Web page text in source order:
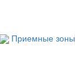
Приемные зоны